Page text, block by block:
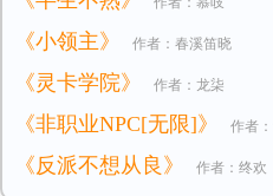
逃小公主
《小领主》 作者：春溪笛晓
《灵卡学院》 作者：龙柒
《非职业NPC[无限]》 作者
《反派不想从良》 作者：终欢